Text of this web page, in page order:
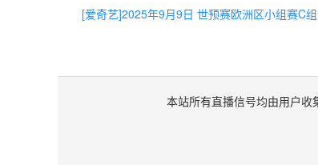
[爱奇艺]2025年9月9日 世预赛欧洲区小组赛C
本站所有直播信号均由用户收